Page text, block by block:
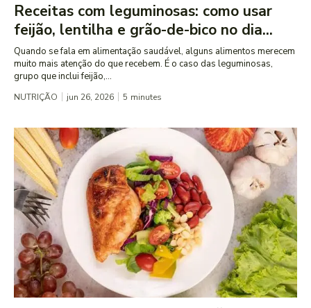
Receitas com leguminosas: como usar
feijão, lentilha e grão-de-bico no dia...
Quando se fala em alimentação saudável, alguns alimentos merecem
muito mais atenção do que recebem. É o caso das leguminosas,
grupo que inclui feijão,...
NUTRIÇÃO jun 26, 2026 5 minutes